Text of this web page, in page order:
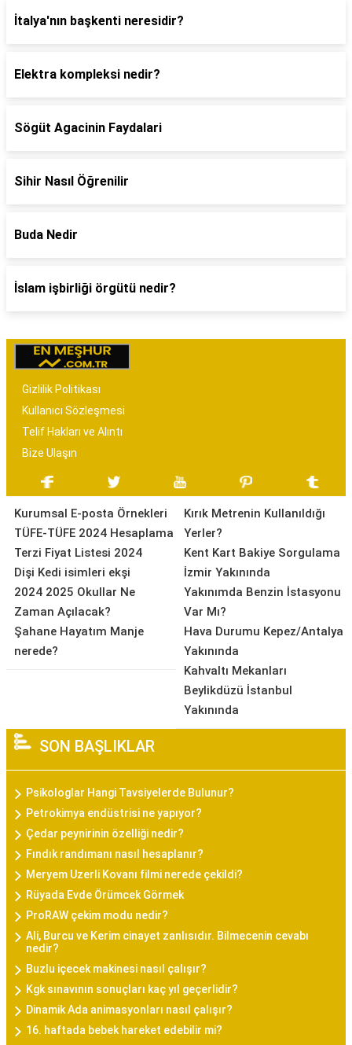
İtalya'nın başkenti neresidir?
Elektra kompleksi nedir?
Sögüt Agacinin Faydalari
Sihir Nasıl Öğrenilir
Buda Nedir
İslam işbirliği örgütü nedir?
Gizlilik Politikası
Kullanıcı Sözleşmesi
Telif Hakları ve Alıntı
Bize Ulaşın
Kurumsal E-posta Örnekleri
TÜFE-TÜFE 2024 Hesaplama
Terzi Fiyat Listesi 2024
Dişi Kedi isimleri ekşi
2024 2025 Okullar Ne
Zaman Açılacak?
Şahane Hayatım Manje
nerede?
Kırık Metrenin Kullanıldığı
Yerler?
Kent Kart Bakiye Sorgulama
İzmir Yakınında
Yakınımda Benzin İstasyonu
Var Mı?
Hava Durumu Kepez/Antalya
Yakınında
Kahvaltı Mekanları
Beylikdüzü İstanbul
Yakınında
SON BAŞLIKLAR
Psikologlar Hangi Tavsiyelerde Bulunur?
Petrokimya endüstrisi ne yapıyor?
Çedar peynirinin özelliği nedir?
Fındık randımanı nasıl hesaplanır?
Meryem Uzerli Kovanı filmi nerede çekildi?
Rüyada Evde Örümcek Görmek
ProRAW çekim modu nedir?
Ali, Burcu ve Kerim cinayet zanlısıdır. Bilmecenin cevabı
nedir?
Buzlu içecek makinesi nasıl çalışır?
Kgk sınavının sonuçları kaç yıl geçerlidir?
Dinamik Ada animasyonları nasıl çalışır?
16. haftada bebek hareket edebilir mi?